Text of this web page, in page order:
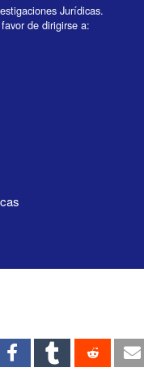
Jurídicas.
de dirigirse a: